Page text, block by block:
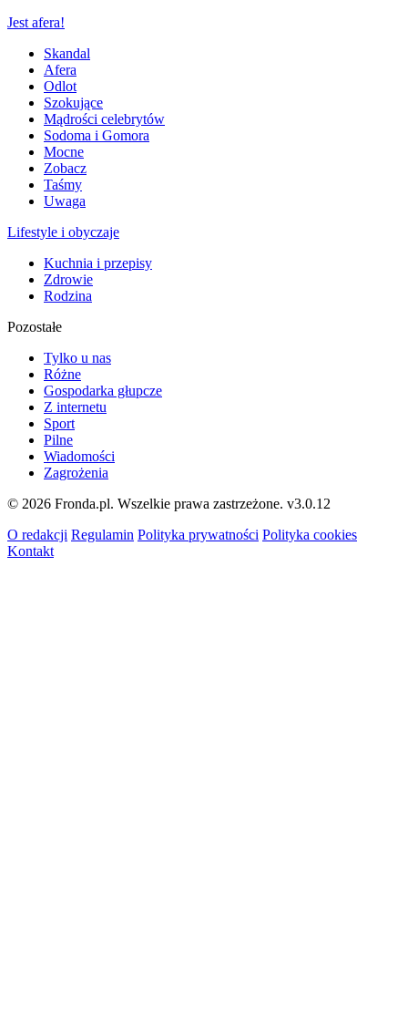
Jest afera!
Skandal
Afera
Odlot
Szokujące
Mądrości celebrytów
Sodoma i Gomora
Mocne
Zobacz
Taśmy
Uwaga
Lifestyle i obyczaje
Kuchnia i przepisy
Zdrowie
Rodzina
Pozostałe
Tylko u nas
Różne
Gospodarka głupcze
Z internetu
Sport
Pilne
Wiadomości
Zagrożenia
© 2026 Fronda.pl. Wszelkie prawa zastrzeżone. v3.0.12
O redakcji Regulamin Polityka prywatności Polityka cookies
Kontakt